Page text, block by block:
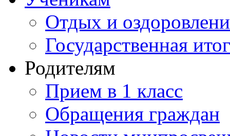
Отдых и
Государственная
Родителям
Прием в 1 класс
Обращения граждан